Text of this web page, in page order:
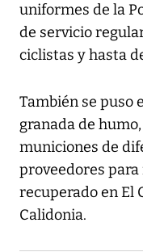
uniformes de la
de servicio
ciclistas y hasta
También se puso
granada de
municiones de
proveedores para
recuperado en El
Calidonia.